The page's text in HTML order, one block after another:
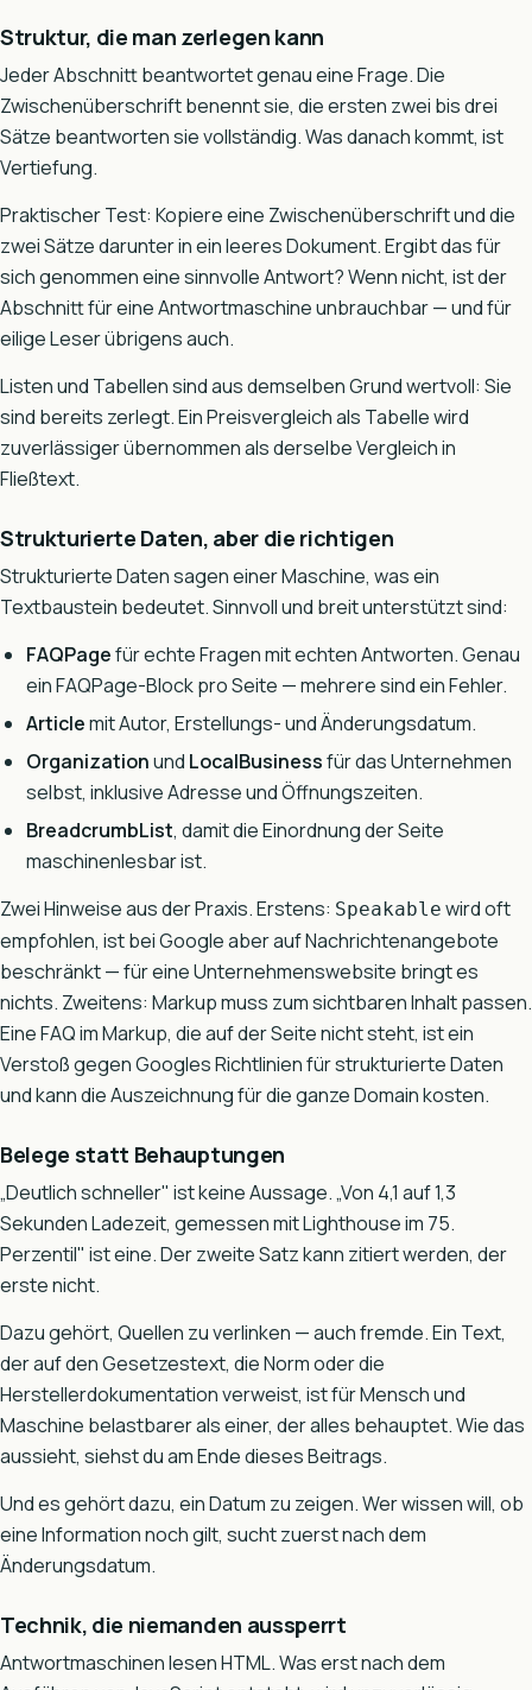
Struktur, die man zerlegen kann
Jeder Abschnitt beantwortet genau eine Frage. Die
Zwischenüberschrift benennt sie, die ersten zwei bis drei
Sätze beantworten sie vollständig. Was danach kommt, ist
Vertiefung.
Praktischer Test: Kopiere eine Zwischenüberschrift und die
zwei Sätze darunter in ein leeres Dokument. Ergibt das für
sich genommen eine sinnvolle Antwort? Wenn nicht, ist der
Abschnitt für eine Antwortmaschine unbrauchbar — und für
eilige Leser übrigens auch.
Listen und Tabellen sind aus demselben Grund wertvoll: Sie
sind bereits zerlegt. Ein Preisvergleich als Tabelle wird
zuverlässiger übernommen als derselbe Vergleich in
Fließtext.
Strukturierte Daten, aber die richtigen
Strukturierte Daten sagen einer Maschine, was ein
Textbaustein bedeutet. Sinnvoll und breit unterstützt sind:
FAQPagefür echte Fragen mit echten Antworten. Genau
ein FAQPage-Block pro Seite — mehrere sind ein Fehler.
Articlemit Autor, Erstellungs- und Änderungsdatum.
Organizationund LocalBusinessfür das Unternehmen
selbst, inklusive Adresse und Öffnungszeiten.
BreadcrumbList, damit die Einordnung der Seite
maschinenlesbar ist.
Zwei Hinweise aus der Praxis. Erstens: Speakable wird oft
empfohlen, ist bei Google aber auf Nachrichtenangebote
beschränkt — für eine Unternehmenswebsite bringt es
nichts. Zweitens: Markup muss zum sichtbaren Inhalt passen.
Eine FAQ im Markup, die auf der Seite nicht steht, ist ein
Verstoß gegen Googles Richtlinien für strukturierte Daten
und kann die Auszeichnung für die ganze Domain kosten.
Belege statt Behauptungen
„Deutlich schneller" ist keine Aussage. „Von 4,1 auf 1,3
Sekunden Ladezeit, gemessen mit Lighthouse im 75.
Perzentil" ist eine. Der zweite Satz kann zitiert werden, der
erste nicht.
Dazu gehört, Quellen zu verlinken — auch fremde. Ein Text,
der auf den Gesetzestext, die Norm oder die
Herstellerdokumentation verweist, ist für Mensch und
Maschine belastbarer als einer, der alles behauptet. Wie das
aussieht, siehst du am Ende dieses Beitrags.
Und es gehört dazu, ein Datum zu zeigen. Wer wissen will, ob
eine Information noch gilt, sucht zuerst nach dem
Änderungsdatum.
Technik, die niemanden aussperrt
Antwortmaschinen lesen HTML. Was erst nach dem